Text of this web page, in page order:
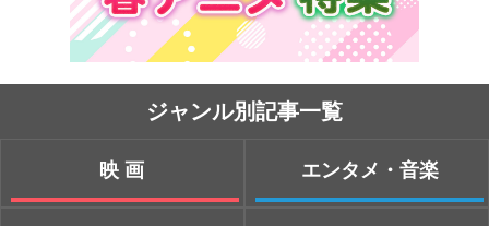
ジャンル別記事一覧
映画 エンタメ・音楽